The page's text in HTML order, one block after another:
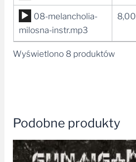
plików
dźwiękowych
Odtwarzacz
plików
dźwiękowych
08-melancholia-
milosna-instr.mp3
8,00
Wyświetlono 8 produktów
Podobne produkty